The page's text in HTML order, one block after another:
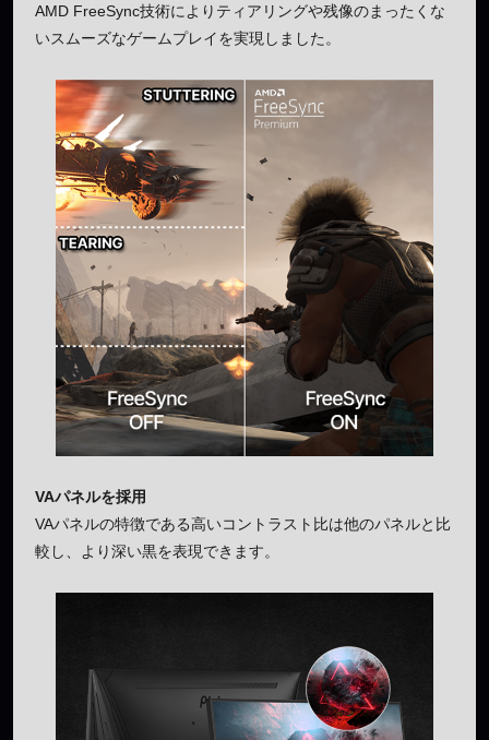
AMD FreeSync技術によりティアリングや残像のまったくな
いスムーズなゲームプレイを実現しました。
VAパネルを採用
VAパネルの特徴である高いコントラスト比は他のパネルと比
較し、より深い黒を表現できます。